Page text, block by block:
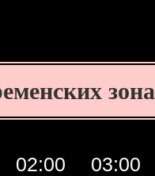
зона
02:00 03:00